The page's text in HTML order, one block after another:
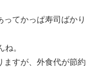
ってかっぱ寿司ばかり
。
ますが、外食代が節約